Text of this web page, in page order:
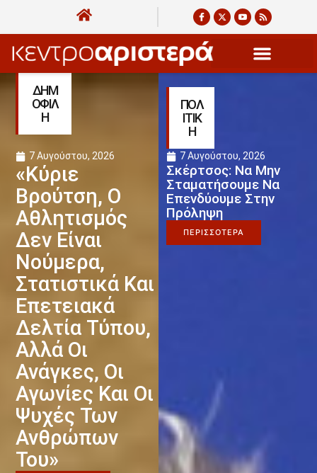
ΔΗΜ
ΟΦΙΛ
Η
7 Αυγούστου, 2026
«Κύριε
Βρούτση, Ο
Αθλητισμός
Δεν Είναι
Νούμερα,
Στατιστικά Και
Επετειακά
Δελτία Τύπου,
Αλλά Οι
Ανάγκες, Οι
Αγωνίες Και Οι
Ψυχές Των
Ανθρώπων
Του»
ΠΟΛ
ΙΤΙΚ
Η
7 Αυγούστου, 2026
Σκέρτσος: Να Μην
Σταματήσουμε Να
Επενδύουμε Στην
Πρόληψη
ΠΕΡΙΣΣΟΤΕΡΑ